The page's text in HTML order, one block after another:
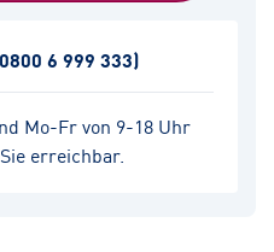
Mo-Fr von 9-18 Uhr
erreichbar.
6 999 333)